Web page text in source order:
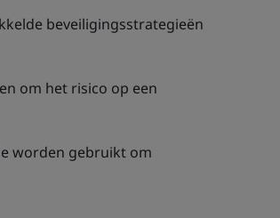
beveiligingsstrategieën
om het risico op een
worden gebruikt om